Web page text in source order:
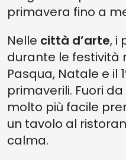
primavera fino a
Nelle città d’arte, i
durante le festività
Pasqua, Natale e il
primaverili. Fuori
molto più facile
un tavolo al
calma.